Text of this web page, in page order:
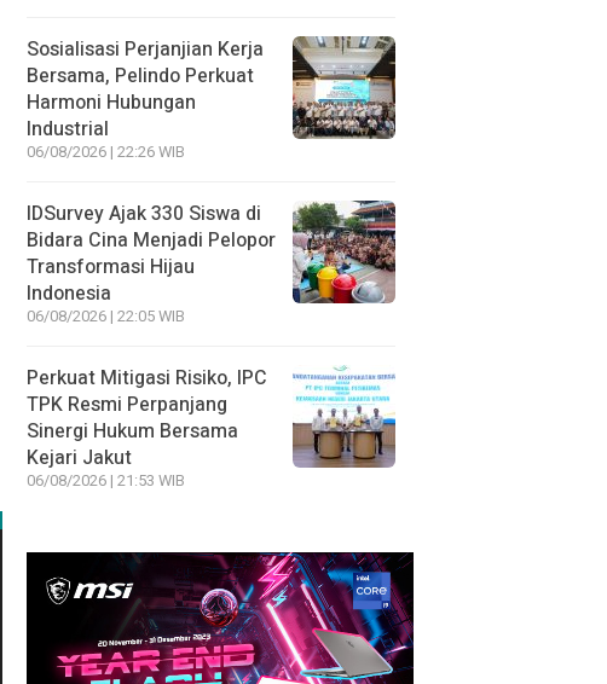
Sosialisasi Perjanjian Kerja
Bersama, Pelindo Perkuat
Harmoni Hubungan
Industrial
06/08/2026 | 22:26 WIB
IDSurvey Ajak 330 Siswa di
Bidara Cina Menjadi Pelopor
Transformasi Hijau
Indonesia
06/08/2026 | 22:05 WIB
Perkuat Mitigasi Risiko, IPC
TPK Resmi Perpanjang
Sinergi Hukum Bersama
Kejari Jakut
06/08/2026 | 21:53 WIB